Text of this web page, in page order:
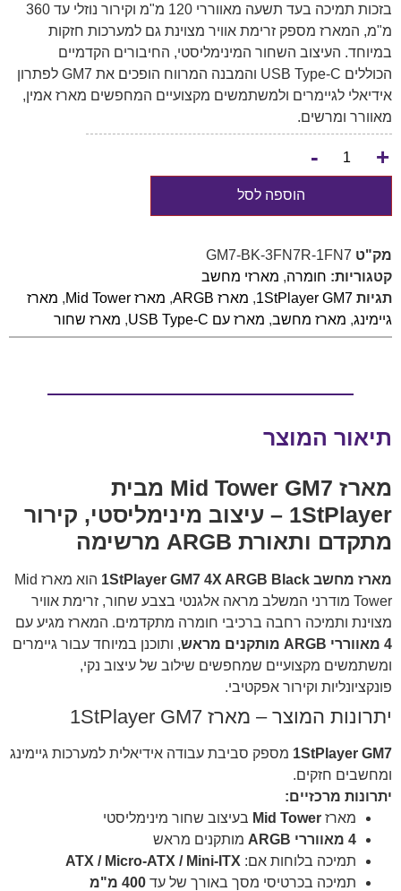
בזכות תמיכה בעד תשעה מאווררי 120 מ"מ וקירור נוזלי עד 360
מ"מ, המארז מספק זרימת אוויר מצוינת גם למערכות חזקות
במיוחד. העיצוב השחור המינימליסטי, החיבורים הקדמיים
הכוללים USB Type-C והמבנה המרווח הופכים את GM7 לפתרון
אידיאלי לגיימרים ולמשתמשים מקצועיים המחפשים מארז אמין,
מאוורר ומרשים.
+
-
הוספה לסל
מק"ט GM7-BK-3FN7R-1FN7
קטגוריות: חומרה, מארזי מחשב
תגיות 1StPlayer GM7
, מארז ARGB , מארז Mid Tower , מארז
גיימינג, מארז מחשב, מארז עם USB Type-C , מארז שחור
תיאור המוצר
מארז Mid Tower GM7 מבית
1StPlayer – עיצוב מינימליסטי, קירור
מתקדם ותאורת ARGB מרשימה
מארז מחשב 1StPlayer GM7 4X ARGB Black
הוא מארז Mid
Tower מודרני המשלב מראה אלגנטי בצבע שחור, זרימת אוויר
מצוינת ותמיכה רחבה ברכיבי חומרה מתקדמים. המארז מגיע עם
4 מאווררי ARGB מותקנים מראש
, ותוכנן במיוחד עבור גיימרים
ומשתמשים מקצועיים שמחפשים שילוב של עיצוב נקי,
פונקציונליות וקירור אפקטיבי.
יתרונות המוצר – מארז 1StPlayer GM7
1StPlayer GM7 מספק סביבת עבודה אידיאלית למערכות גיימינג
ומחשבים חזקים.
יתרונות מרכזיים:
מארז Mid Tower בעיצוב שחור מינימליסטי
4 מאווררי ARGB
מותקנים מראש
תמיכה בלוחות אם: ATX / Micro-ATX / Mini-ITX
תמיכה בכרטיסי מסך באורך של עד 400 מ"מ